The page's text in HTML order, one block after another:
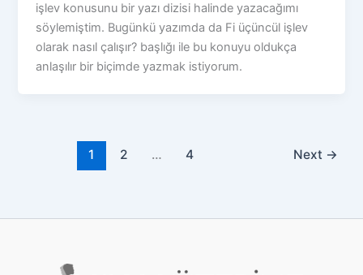
işlev konusunu bir yazı dizisi halinde yazacağımı
söylemiştim. Bugünkü yazımda da Fi üçüncül işlev
olarak nasıl çalışır? başlığı ile bu konuyu oldukça
anlaşılır bir biçimde yazmak istiyorum.
1 2 … 4 Next →